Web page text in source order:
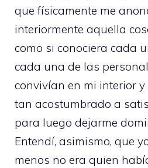
que físicamente me
interiormente aquella
como si conociera cada
cada una de las
convivían en mi interior
tan acostumbrado a
para luego dejarme
Entendí, asimismo, que
menos no era quien